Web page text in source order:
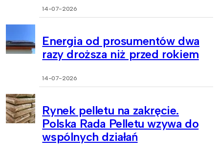
14-07-2026
Energia od prosumentów dwa
razy droższa niż przed rokiem
14-07-2026
Rynek pelletu na zakręcie.
Polska Rada Pelletu wzywa do
wspólnych działań